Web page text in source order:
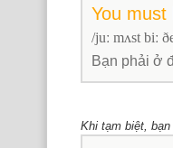
You must
/juː mʌst biː
Bạn phải ở
Khi tạm biệt,